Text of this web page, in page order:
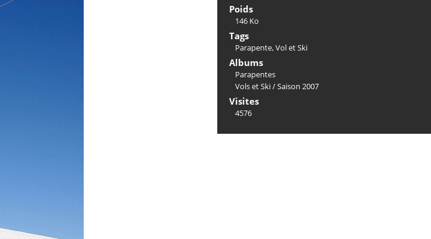
Poids
146 Ko
Tags
Parapente,Vol et Ski
Albums
Parapentes
Vols et Ski/Saison 2007
Visites
4576